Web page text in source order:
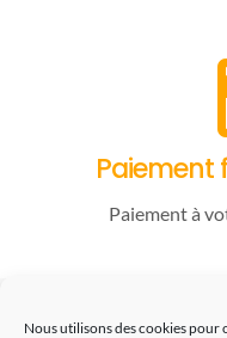
Nous utilisons des cookies pour
Paiement
Paiement à